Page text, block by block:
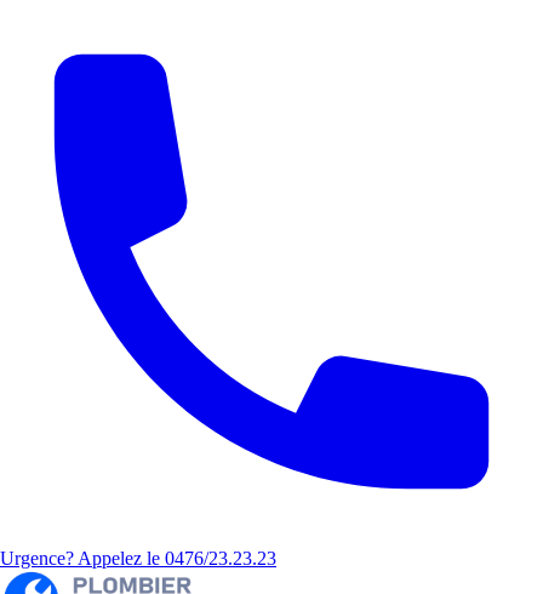
Urgence? Appelez le 0476/23.23.23